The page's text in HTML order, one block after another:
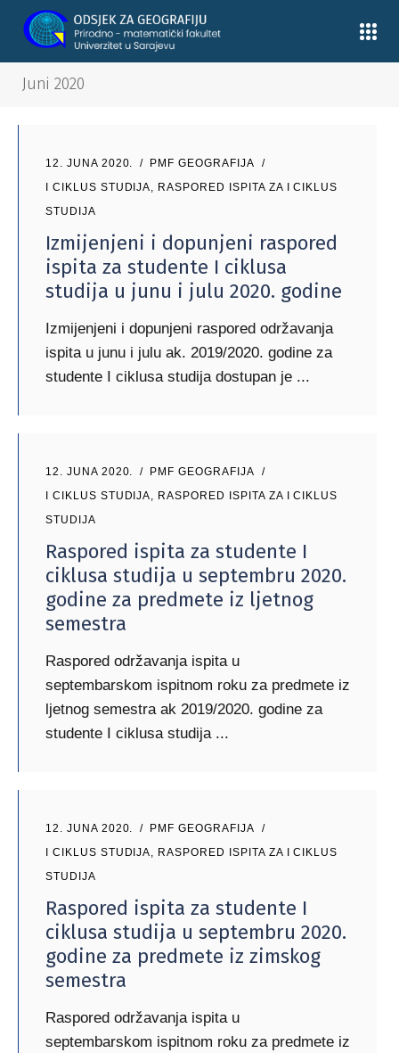
Juni 2020
12. JUNA 2020.
PMF GEOGRAFIJA
I CIKLUS STUDIJA, RASPORED ISPITA ZA I CIKLUS
STUDIJA
Izmijenjeni i dopunjeni raspored
ispita za studente I ciklusa
studija u junu i julu 2020. godine
Izmijenjeni i dopunjeni raspored održavanja
ispita u junu i julu ak. 2019/2020. godine za
studente I ciklusa studija dostupan je
12. JUNA 2020.
PMF GEOGRAFIJA
I CIKLUS STUDIJA, RASPORED ISPITA ZA I CIKLUS
STUDIJA
Raspored ispita za studente I
ciklusa studija u septembru 2020.
godine za predmete iz ljetnog
semestra
Raspored održavanja ispita u
septembarskom ispitnom roku za predmete iz
ljetnog semestra ak 2019/2020. godine za
studente I ciklusa studija
12. JUNA 2020.
PMF GEOGRAFIJA
I CIKLUS STUDIJA, RASPORED ISPITA ZA I CIKLUS
STUDIJA
Raspored ispita za studente I
ciklusa studija u septembru 2020.
godine za predmete iz zimskog
semestra
Raspored održavanja ispita u
septembarskom ispitnom roku za predmete iz